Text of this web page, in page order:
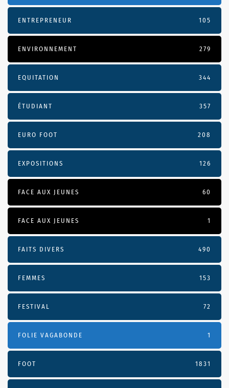
ENTREPRENEUR 105
ENVIRONNEMENT 279
EQUITATION 344
ÉTUDIANT 357
EURO FOOT 208
EXPOSITIONS 126
FACE AUX JEUNES 60
FACE AUX JEUNES 1
FAITS DIVERS 490
FEMMES 153
FESTIVAL 72
FOLIE VAGABONDE 1
FOOT 1831